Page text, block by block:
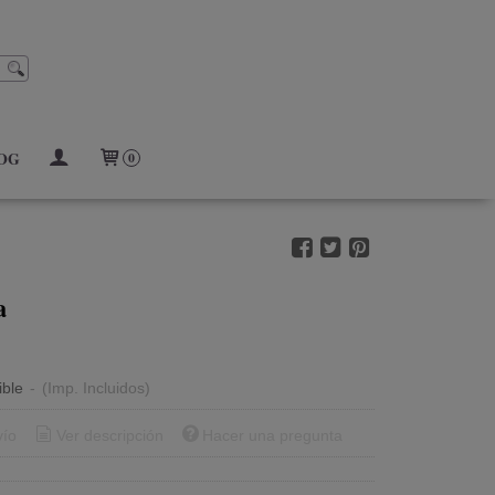
0
- (Imp. Incluidos)